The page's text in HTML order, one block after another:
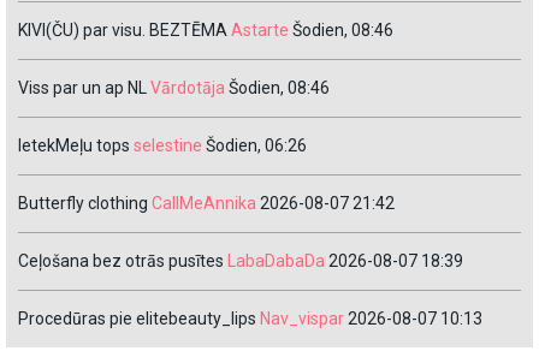
KIVI(ČU) par visu. BEZTĒMAAstarte Šodien, 08:46
Viss par un ap NLVārdotāja Šodien, 08:46
IetekMeļu tops selestine Šodien, 06:26
Butterfly clothing CallMeAnnika 2026-08-07 21:42
Ceļošana bez otrās pusītes LabaDabaDa 2026-08-07 18:39
Procedūras pie elitebeauty_lips Nav_vispar2026-08-07 10:13